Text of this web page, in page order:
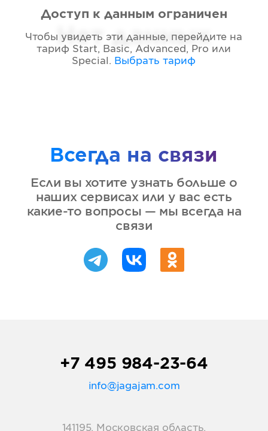
Нет данных
Доступ к данным ограничен
Чтобы увидеть эти данные, перейдите на
тариф Start, Basic, Advanced, Pro или
Special . Выбрать тариф
Всегда на связи
Если вы хотите узнать больше о
наших сервисах или у вас есть
какие-то вопросы — мы всегда на
связи
+7 495 984-23-64
info@jagajam.com
141195, Московская область,